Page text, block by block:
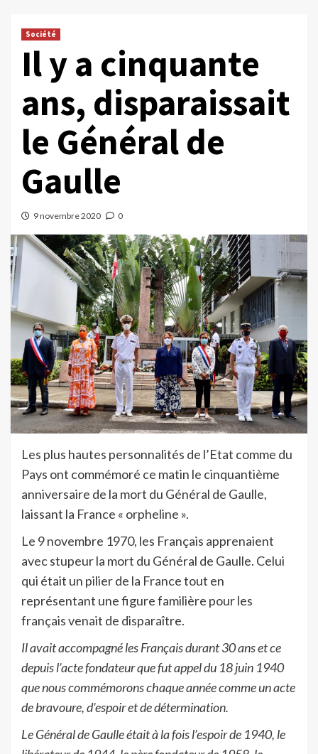
Société
Il y a cinquante
ans, disparaissait
le Général de
Gaulle
9 novembre 2020 0
Les plus hautes personnalités de l’Etat comme du
Pays ont commémoré ce matin le cinquantième
anniversaire de la mort du Général de Gaulle,
laissant la France « orpheline ».
Le 9 novembre 1970, les Français apprenaient
avec stupeur la mort du Général de Gaulle. Celui
qui était un pilier de la France tout en
représentant une figure familière pour les
français venait de disparaître.
Il avait accompagné les Français durant 30 ans et ce
depuis l’acte fondateur que fut appel du 18 juin 1940
que nous commémorons chaque année comme un acte
de bravoure, d’espoir et de détermination.
Le Général de Gaulle était à la fois l’espoir de 1940, le